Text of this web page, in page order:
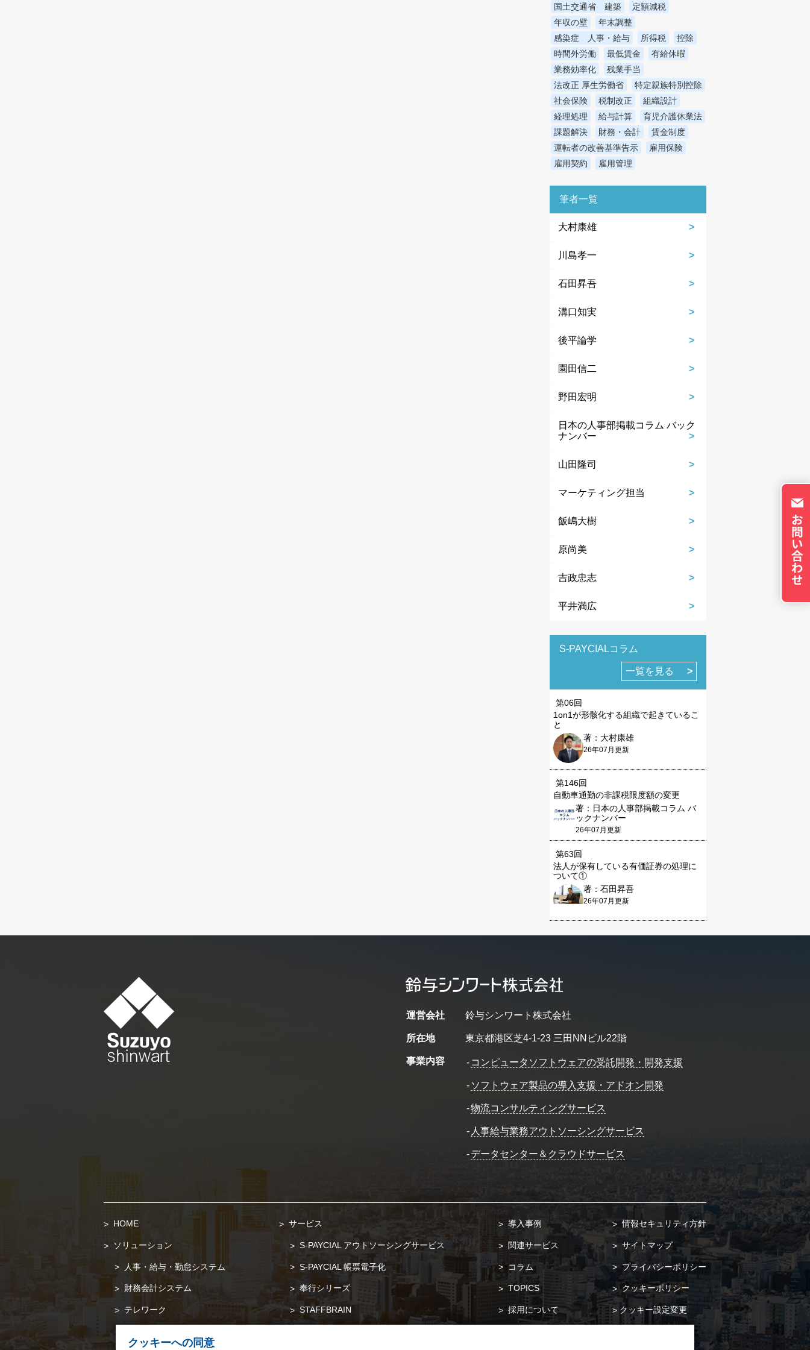
国土交通省 建築
定額減税
年収の壁
年末調整
感染症 人事・給与
所得税
控除
時間外労働
最低賃金
有給休暇
業務効率化
残業手当
法改正 厚生労働省
特定親族特別控除
社会保険
税制改正
組織設計
経理処理
給与計算
育児介護休業法
課題解決
財務・会計
賃金制度
運転者の改善基準告示
雇用保険
雇用契約
雇用管理
筆者一覧
大村康雄
川島孝一
石田昇吾
溝口知実
後平論学
園田信二
野田宏明
日本の人事部掲載コラム バック
ナンバー
山田隆司
マーケティング担当
飯嶋大樹
原尚美
吉政忠志
平井満広
S-PAYCIALコラム
一覧を見る
第06回
1on1が形骸化する組織で起きているこ
と
著：大村康雄
26年07月更新
第146回
自動車通勤の非課税限度額の変更
著：日本の人事部掲載コラム バ
ックナンバー
26年07月更新
第63回
法人が保有している有価証券の処理に
ついて①
著：石田昇吾
26年07月更新
運営会社 鈴与シンワート株式会社
所在地 東京都港区芝4-1-23 三田NNビル22階
事業内容 - コンピュータソフトウェアの受託開発・開発支援
- ソフトウェア製品の導入支援・アドオン開発
-物流コンサルティングサービス
- 人事給与業務アウトソーシングサービス
-データセンター＆クラウドサービス
HOME
ソリューション
人事・給与・勤怠システム
財務会計システム
テレワーク
サービス
S-PAYCIAL アウトソーシングサービス
S-PAYCIAL 帳票電子化
奉行シリーズ
STAFFBRAIN
導入事例
関連サービス
コラム
TOPICS
採用について
情報セキュリティ方針
サイトマップ
プライバシーポリシー
クッキーポリシー
クッキー設定変更
クッキーへの同意
Cookie の確認と管理
お客様が当サイトを訪れると、ブラウザに情報が保存される、またはブ
ラウザに保存された情報が取得されることがあります。情報の主な保存
先は Cookie であり、対象となるのはサイト訪問者に関する情報、サイト
訪問者による設定、デバイス情報などです。これらの情報はサイトを正
常に機能させる目的を中心に使われます。個人を直接特定できる情報が
われることはあります。鈴与シンワートではプライバシーの権利を尊重
ます。各カテゴリをクリックすることで、それらの Cookie に関する詳細
一部の Cookie を無効化した場合、サイトの利用やサービスの利用に影響
この設定で保存する